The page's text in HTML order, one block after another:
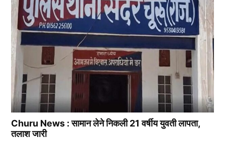
Churu News : सामान लेने निकली 21 वर्षीय युवती लापता,
तलाश जारी